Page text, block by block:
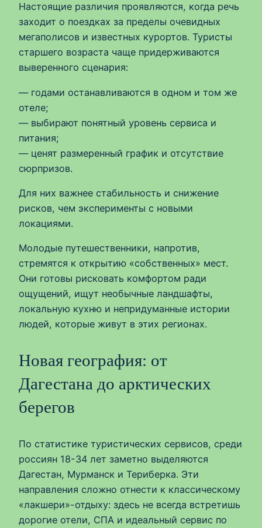
Настоящие различия проявляются, когда речь
заходит о поездках за пределы очевидных
мегаполисов и известных курортов. Туристы
старшего возраста чаще придерживаются
выверенного сценария:
— годами останавливаются в одном и том же
отеле;
— выбирают понятный уровень сервиса и
питания;
— ценят размеренный график и отсутствие
сюрпризов.
Для них важнее стабильность и снижение
рисков, чем эксперименты с новыми
локациями.
Молодые путешественники, напротив,
стремятся к открытию «собственных» мест.
Они готовы рисковать комфортом ради
ощущений, ищут необычные ландшафты,
локальную кухню и непридуманные истории
людей, которые живут в этих регионах.
Новая география: от
Дагестана до арктических
берегов
По статистике туристических сервисов, среди
россиян 18-34 лет заметно выделяются
Дагестан, Мурманск и Териберка. Эти
направления сложно отнести к классическому
«лакшери»-отдыху: здесь не всегда встретишь
дорогие отели, СПА и идеальный сервис по